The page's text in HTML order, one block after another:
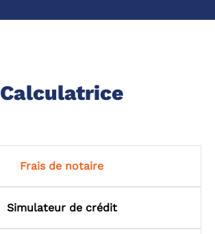
Calculatrice
Frais de notaire
Simulateur de crédit